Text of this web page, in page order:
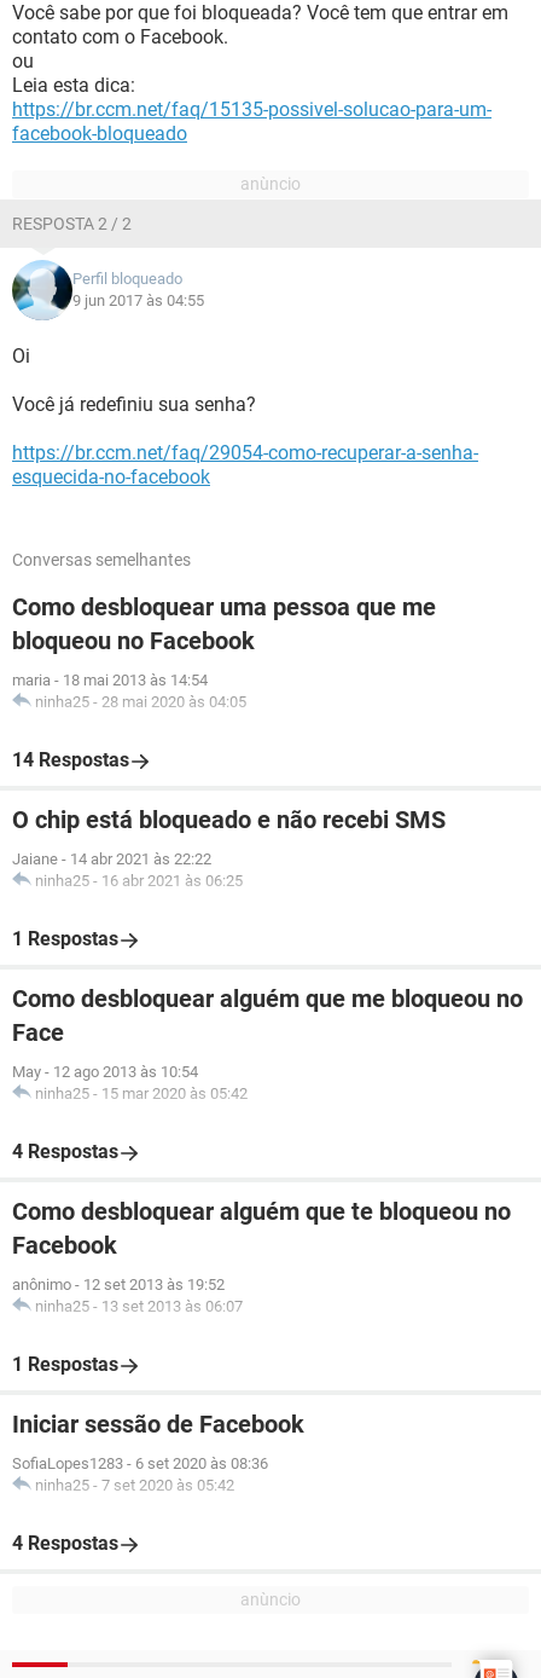
Você sabe por que foi bloqueada? Você tem que entrar em
contato com o Facebook.
ou
Leia esta dica:
https://br.ccm.net/faq/15135-possivel-solucao-para-um-
facebook-bloqueado
RESPOSTA 2 / 2
Perfil bloqueado
9 jun 2017 às 04:55
Oi
Você já redefiniu sua senha?
https://br.ccm.net/faq/29054-como-recuperar-a-senha-
esquecida-no-facebook
Conversas semelhantes
Como desbloquear uma pessoa que me
bloqueou no Facebook
maria - 18 mai 2013 às 14:54
ninha25 - 28 mai 2020 às 04:05
14 Respostas
O chip está bloqueado e não recebi SMS
Jaiane - 14 abr 2021 às 22:22
ninha25 - 16 abr 2021 às 06:25
1 Respostas
Como desbloquear alguém que me bloqueou no
Face
May - 12 ago 2013 às 10:54
ninha25 - 15 mar 2020 às 05:42
4 Respostas
Como desbloquear alguém que te bloqueou no
Facebook
anônimo - 12 set 2013 às 19:52
ninha25 - 13 set 2013 às 06:07
1 Respostas
Iniciar sessão de Facebook
SofiaLopes1283 - 6 set 2020 às 08:36
ninha25 - 7 set 2020 às 05:42
4 Respostas